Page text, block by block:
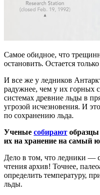
Самое обидное, что
остановить. Остается
И все же у ледников
радужнее, чем у их горных
системах древние льды в
угрозой исчезновения. И
по сохранению льда.
Ученые собирают
их на хранение на самый
Дело в том, что ледники —
чтения архив! Точнее,
определить температуру,
льды.